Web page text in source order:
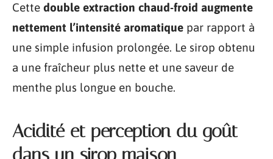
Cette double extraction chaud-froid augmente
nettement l’intensité aromatique par rapport à
une simple infusion prolongée. Le sirop obtenu
a une fraîcheur plus nette et une saveur de
menthe plus longue en bouche.
Acidité et perception du goût